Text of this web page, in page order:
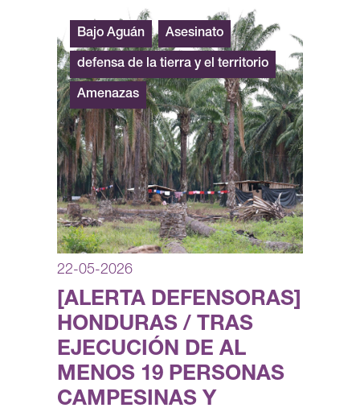
Bajo Aguán Asesinato
defensa de la tierra y el territorio
Amenazas
22-05-2026
[ALERTA DEFENSORAS]
HONDURAS / TRAS
EJECUCIÓN DE AL
MENOS 19 PERSONAS
CAMPESINAS Y